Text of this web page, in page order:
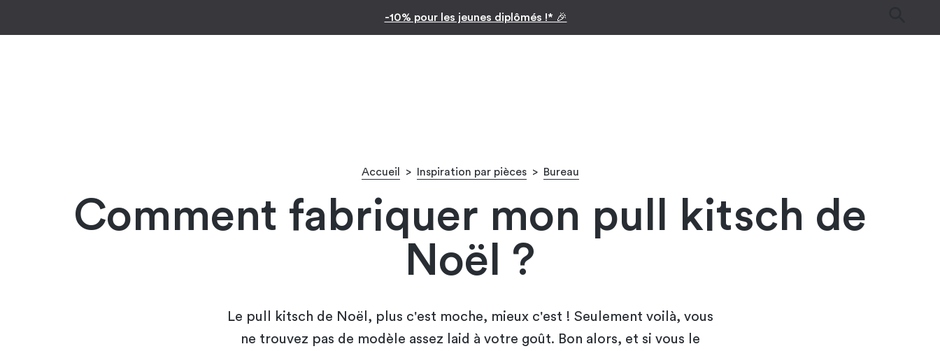
Facilitez vos achats avec le paiement en 10x
Inspiration par pièces
Accueil > Inspiration par pièces > Bureau
Comment fabriquer mon pull kitsch de
Noël ?
Le pull kitsch de Noël, plus c'est moche, mieux c'est ! Seulement voilà, vous
ne trouvez pas de modèle assez laid à votre goût. Bon alors, et si vous le